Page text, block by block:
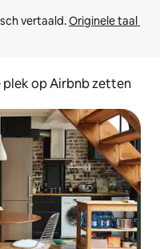
vertaald. Originele taal
plek op Airbnb zetten